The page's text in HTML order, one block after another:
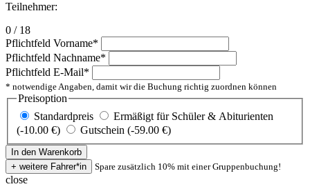
Teilnehmer:
0 / 18
Pflichtfeld Vorname*
Pflichtfeld Nachname*
Pflichtfeld E-Mail*
* notwendige Angaben, damit wir die Buchung richtig zuordnen können
Preisoption
Standardpreis
Ermäßigt für Schüler & Abiturienten
(-10.00 €)
Gutschein (-59.00 €)
Spare zusätzlich 10% mit einer Gruppenbuchung!
close